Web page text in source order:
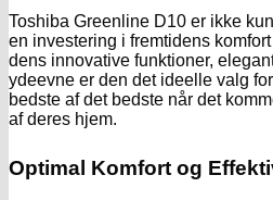
Toshiba Greenline D10 er ikke
en investering i fremtidens
dens innovative funktioner,
ydeevne er den det ideelle valg
bedste af det bedste når det
af deres hjem.
Optimal Komfort og